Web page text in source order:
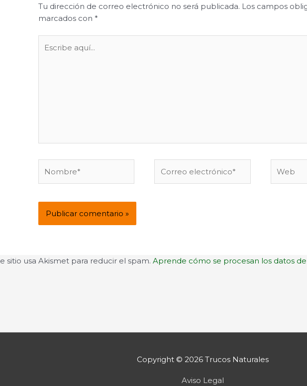
Tu dirección de correo electrónico no será publicada. Los campos
marcados con *
aquí...
electrónico*
sitio usa Akismet para reducir el spam. Aprende cómo se procesan los datos
Copyright © 2026 Trucos Naturales
Aviso Legal